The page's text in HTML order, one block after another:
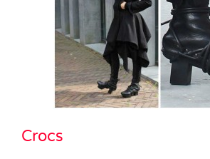
Crocs